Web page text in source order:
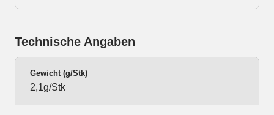
Technische Angaben
Gewicht (g/Stk)
2,1g/Stk